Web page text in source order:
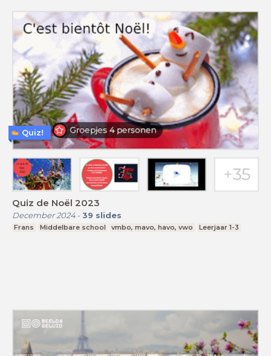
Quiz de Noël 2023
December 2024- 39 slides
Frans Middelbare school vmbo, mavo, havo, vwo Leerjaar 1-3
Quiz!